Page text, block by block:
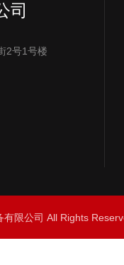
司
2号1号楼
有限公司 All Rights